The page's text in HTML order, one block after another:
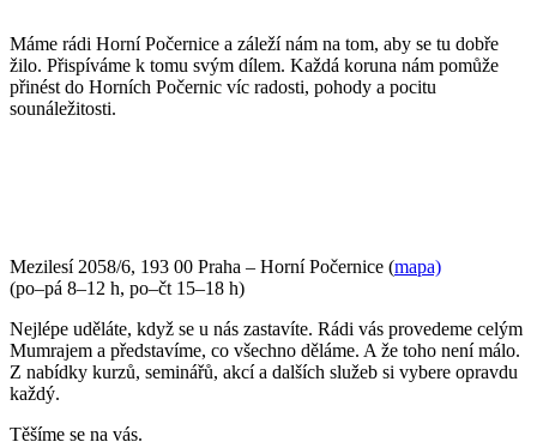
Máme rádi Horní Počernice a záleží nám na tom, aby se tu dobře
žilo. Přispíváme k tomu svým dílem. Každá koruna nám pomůže
přinést do Horních Počernic víc radosti, pohody a pocitu
sounáležitosti.
Mezilesí 2058/6, 193 00 Praha – Horní Počernice (mapa)
(po–pá 8–12 h, po–čt 15–18 h)
Nejlépe uděláte, když se u nás zastavíte. Rádi vás provedeme celým
Mumrajem a představíme, co všechno děláme. A že toho není málo.
Z nabídky kurzů, seminářů, akcí a dalších služeb si vybere opravdu
každý.
Těšíme se na vás.